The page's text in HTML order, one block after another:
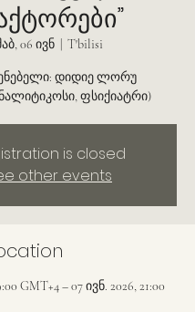
06 ივნ T'bilisi
დიდიე ლორუ
ფსიქიატრი)
is closed
other events
GMT+4 – 07 ივნ. 2026, 21:00